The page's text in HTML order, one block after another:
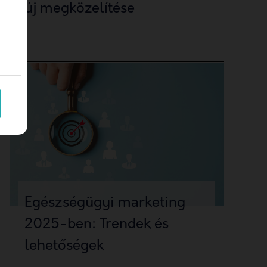
új megközelítése
Egészségügyi marketing
2025-ben: Trendek és
lehetőségek